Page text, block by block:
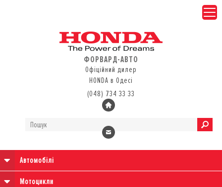
ФОРВАРД-АВТО
Офіційний дилер
HONDA в Одесі
(048) 734 33 33
Автомобілі
Мотоцикли